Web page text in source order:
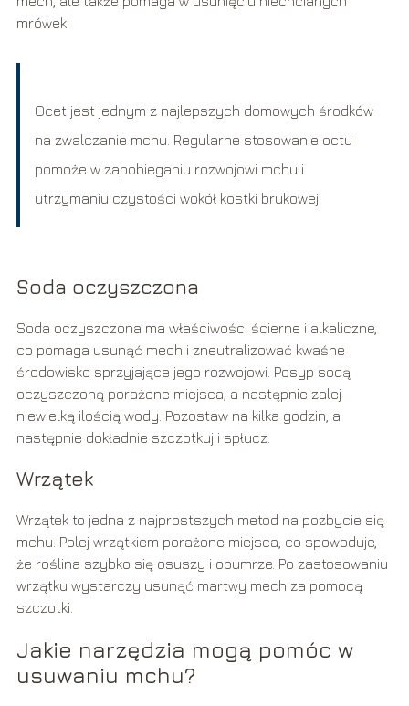
mrówek.
Ocet jest jednym z najlepszych domowych środków
na zwalczanie mchu. Regularne stosowanie octu
pomoże w zapobieganiu rozwojowi mchu i
utrzymaniu czystości wokół kostki brukowej.
Soda oczyszczona
Soda oczyszczona ma właściwości ścierne i alkaliczne,
co pomaga usunąć mech i zneutralizować kwaśne
środowisko sprzyjające jego rozwojowi. Posyp sodą
oczyszczoną porażone miejsca, a następnie zalej
niewielką ilością wody. Pozostaw na kilka godzin, a
następnie dokładnie szczotkuj i spłucz.
Wrzątek
Wrzątek to jedna z najprostszych metod na pozbycie się
mchu. Polej wrzątkiem porażone miejsca, co spowoduje,
że roślina szybko się osuszy i obumrze. Po zastosowaniu
wrzątku wystarczy usunąć martwy mech za pomocą
szczotki.
Jakie narzędzia mogą pomóc w
usuwaniu mchu?